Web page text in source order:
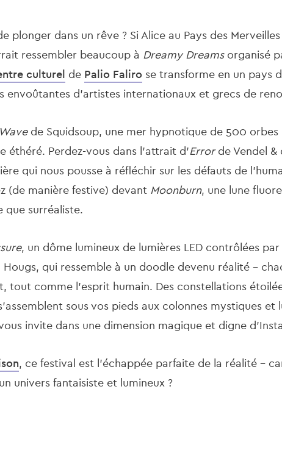
plonger dans un rêve ? Si Alice au Pays des
ressembler beaucoup à Dreamy Dreamsorganisé
culturel de Palio Falirose transforme en un pays
envoûtantes d'artistes internationaux et grecs de
Wavede Squidsoup, une mer hypnotique de 500 orbes
éthéré. Perdez-vous dans l'attrait d'Errorde Vendel &
qui nous pousse à réfléchir sur les défauts de
(de manière festive) devant Moonburn, une lune
que surréaliste.
, un dôme lumineux de lumières LED contrôlées par
Hougs, qui ressemble à un doodle devenu réalité -
tout comme l'esprit humain. Des constellations
sous vos pieds aux colonnes mystiques et
invite dans une dimension magique et digne
, ce festival est l'échappée parfaite de la réalité -
univers fantaisiste et lumineux ?